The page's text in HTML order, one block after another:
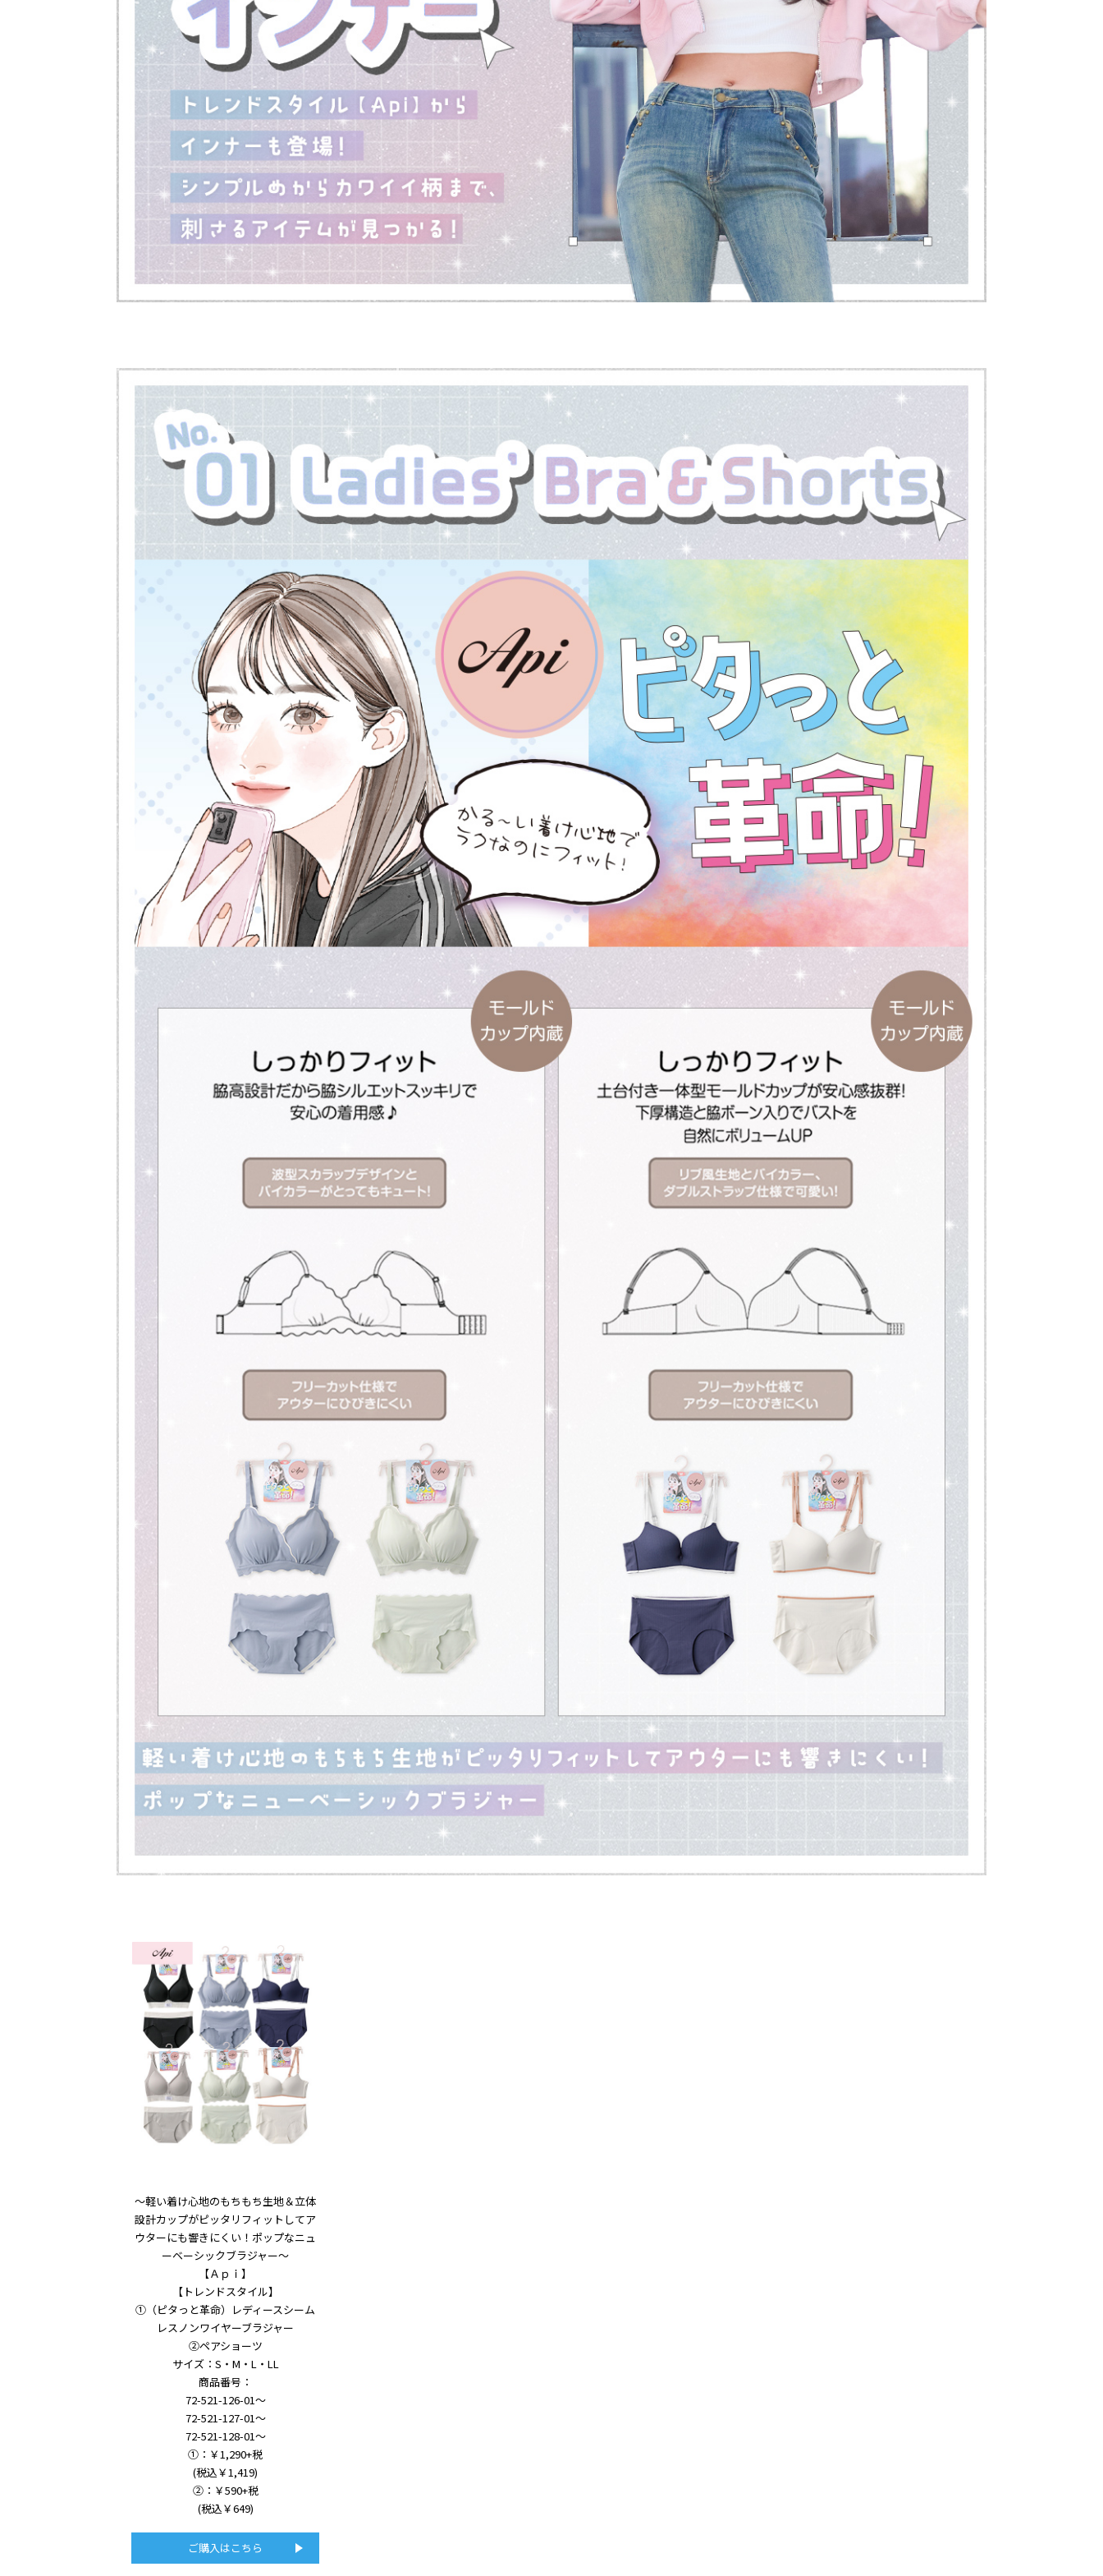
～軽い着け心地のもちもち生地＆立体
設計カップがピッタリフィットしてア
ウターにも響きにくい！ポップなニュ
ーベーシックブラジャー～
【Ａｐｉ】
【トレンドスタイル】
①（ピタっと革命）レディースシーム
レスノンワイヤーブラジャー
②ペアショーツ
サイズ：S・M・L・LL
商品番号：
72-521-126-01～
72-521-127-01～
72-521-128-01～
①：￥1,290+税
(税込￥1,419)
②：￥590+税
(税込￥649)
ご購入はこちら